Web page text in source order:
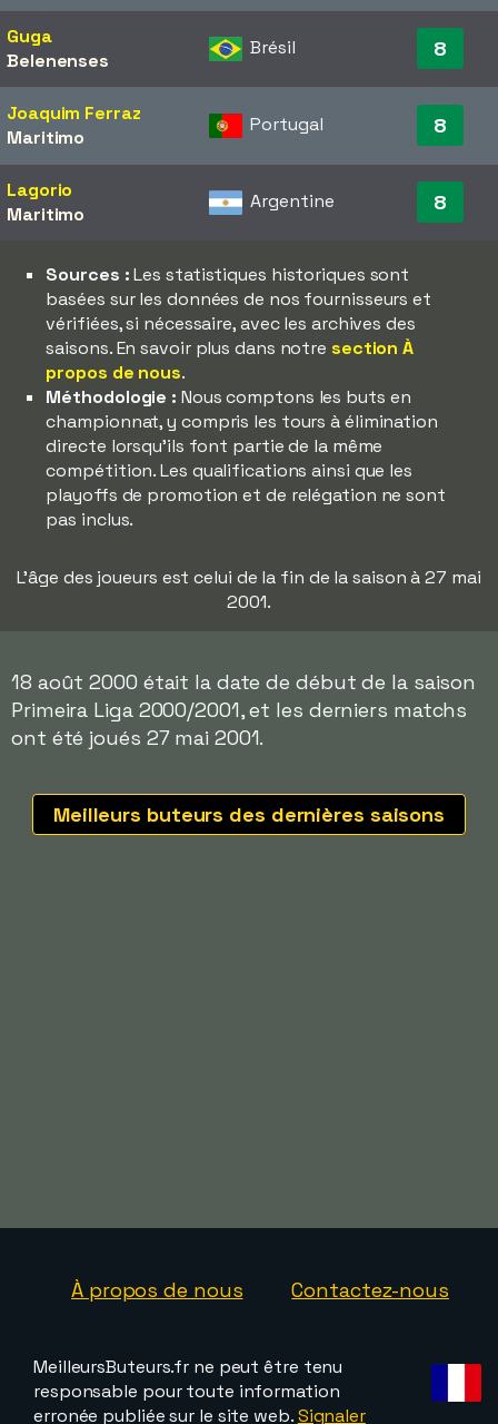
Guga
Belenenses
Brésil 8
Joaquim Ferraz
Maritimo
Portugal 8
Lagorio
Maritimo
Argentine 8
Sources :Les statistiques historiques sont
basées sur les données de nos fournisseurs et
vérifiées, si nécessaire, avec les archives des
saisons. En savoir plus dans notre section À
propos de nous.
Méthodologie : Nous comptons les buts en
championnat, y compris les tours à élimination
directe lorsqu'ils font partie de la même
compétition. Les qualifications ainsi que les
playoffs de promotion et de relégation ne sont
pas inclus.
L'âge des joueurs est celui de la fin de la saison à 27 mai
2001.
18 août 2000 était la date de début de la saison
Primeira Liga 2000/2001, et les derniers matchs
ont été joués 27 mai 2001.
Meilleurs buteurs des dernières saisons
À propos de nous Contactez-nous
MeilleursButeurs.fr ne peut être tenu
responsable pour toute information
erronée publiée sur le site web.Signaler